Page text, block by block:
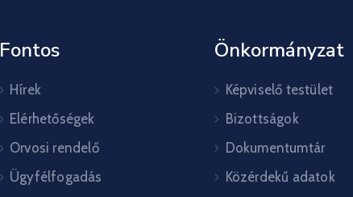
Fontos
Hírek
Elérhetőségek
Orvosi rendelő
Ügyfélfogadás
Önkormányzat
Képviselő testület
Bizottságok
Dokumentumtár
Közérdekű adatok